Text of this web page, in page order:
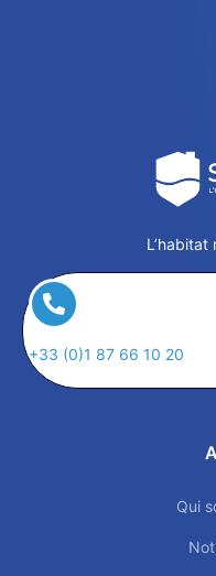
+33 (0)1 87 66 10 20
Qui